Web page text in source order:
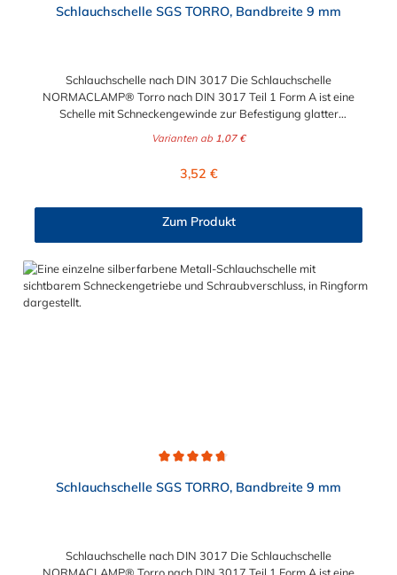
Schlauchschelle SGS TORRO, Bandbreite 9 mm
Schlauchschelle nach DIN 3017 Die Schlauchschelle
NORMACLAMP® Torro nach DIN 3017 Teil 1 Form A ist eine
Schelle mit Schneckengewinde zur Befestigung glatter
aus, ist einfach montierbar, wiederverwendbar und durch ihre
somit die richtige Wahl für Schlauchverbindungen jeglicher Art.
210 mm in verschiedenen Abstufungen frei wählbar.
Varianten ab 1,07 €
Regulärer Preis:
3,52 €
Zum Produkt
Schlauchschelle SGS TORRO, Bandbreite 9 mm
Schlauchschelle nach DIN 3017 Die Schlauchschelle